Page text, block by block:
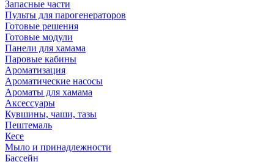
Запасные части
Пульты для парогенераторов
Готовые решения
Готовые модули
Панели для хамама
Паровые кабины
Ароматизация
Ароматические насосы
Ароматы для хамама
Аксессуары
Кувшины, чаши, тазы
Пештемаль
Кесе
Мыло и принадлежности
Бассейн